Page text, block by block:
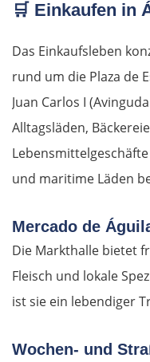
🛒 Einkaufen in
Das Einkaufsleben
rund um die Plaza de
Juan Carlos I
Alltagsläden,
und maritime Läden
Mercado de
Die Markthalle bietet
Fleisch und lokale
ist sie ein lebendiger
Wochen- und